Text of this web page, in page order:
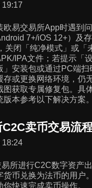
19:17
欧易交易所App时遇到
7+/iOS 12+）及
关闭「纯净模式」或「
IPA文件；若提示「
」安装包或通过PC端
存或更换网络环境，仍
图获取专属修复包。具
本参考以下解决方案。
卖币交易流
18:24
所进行C2C数字资产
货币兑换为法币的用户
快速完成卖币操作。